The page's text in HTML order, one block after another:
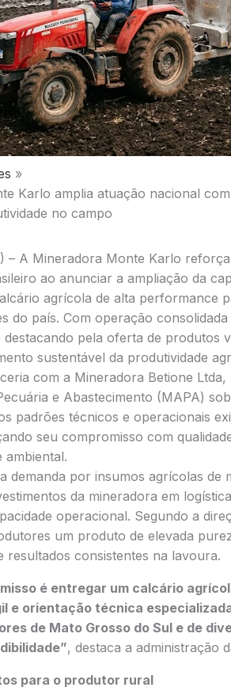
Karlo amplia atuação nacional
no campo
– A Mineradora Monte Karlo
ao anunciar a ampliação da
agrícola de alta performance
do país. Com operação
destacando pela oferta de produtos
sustentável da produtividade
com a Mineradora Betione
e Abastecimento (MAPA)
padrões técnicos e operacionais
seu compromisso com
ambiental.
demanda por insumos agrícolas de
da mineradora em
operacional. Segundo a
um produto de elevada
resultados consistentes na lavoura.
é entregar um calcário
e orientação técnica
de Mato Grosso do Sul e de
, destaca a administração
para o produtor rural